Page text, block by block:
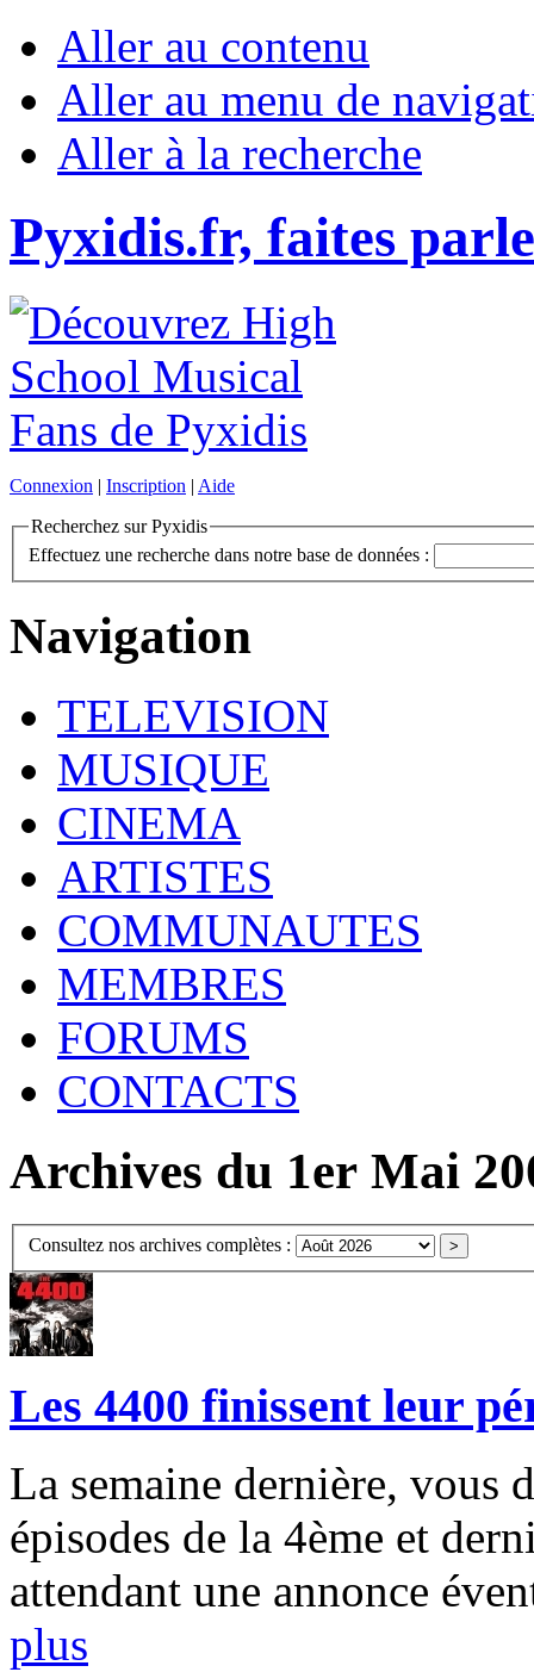
Aller au contenu
Aller au menu de
Aller à la recherche
Pyxidis.fr, faites
Connexion | Inscription | Aide
Recherchez sur Pyxidis
Effectuez une recherche dans notre base de données :
Navigation
TELEVISION
MUSIQUE
CINEMA
ARTISTES
COMMUNAUTES
MEMBRES
FORUMS
CONTACTS
Archives du 1er Mai
Consultez nos archives complètes :
Les 4400 finissent leur
La semaine dernière, vous
épisodes de la 4ème et
attendant une annonce
plus